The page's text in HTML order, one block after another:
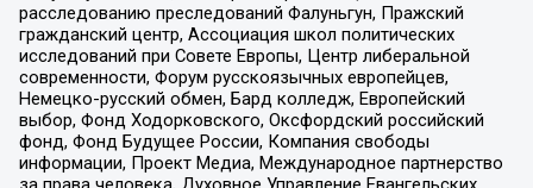
расследованию преследований Фалуньгун, Пражский
гражданский центр, Ассоциация школ политических
исследований при Совете Европы, Центр либеральной
современности, Форум русскоязычных европейцев,
Немецко-русский обмен, Бард колледж, Европейский
выбор, Фонд Ходорковского, Оксфордский российский
фонд, Фонд Будущее России, Компания свободы
информации, Проект Медиа, Международное партнерство